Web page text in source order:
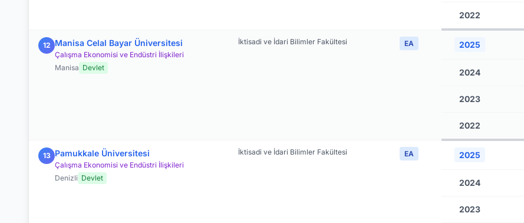
2022
12 Manisa Celal Bayar Üniversitesi
Çalışma Ekonomisi ve Endüstri İlişkileri
Manisa Devlet
İktisadi ve İdari Bilimler Fakültesi EA 2025
2024
2023
2022
13 Pamukkale Üniversitesi
Çalışma Ekonomisi ve Endüstri İlişkileri
Denizli Devlet
İktisadi ve İdari Bilimler Fakültesi EA 2025
2024
2023